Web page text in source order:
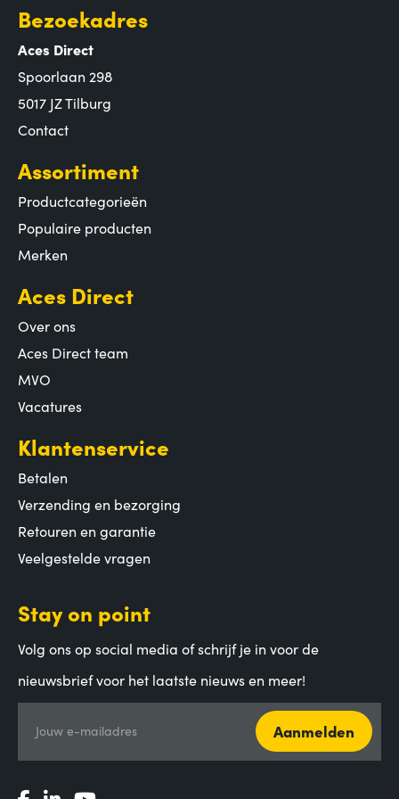
Bezoekadres
Aces Direct
Spoorlaan 298
5017 JZ Tilburg
Contact
Assortiment
Productcategorieën
Populaire producten
Merken
Aces Direct
Over ons
Aces Direct team
MVO
Vacatures
Klantenservice
Betalen
Verzending en bezorging
Retouren en garantie
Veelgestelde vragen
Stay on point
Volg ons op social media of schrijf je in voor de
nieuwsbrief voor het laatste nieuws en meer!
Jouw e-mailadres Aanmelden